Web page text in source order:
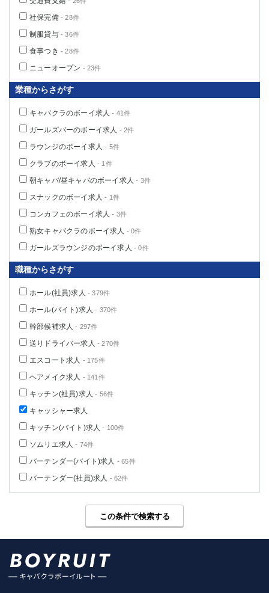
社保完備- 28件
制服貸与- 36件
食事つき - 28件
ニューオープン - 23件
業種からさがす
キャバクラのボーイ求人 - 41件
ガールズバーのボーイ求人 - 2件
ラウンジのボーイ求人 - 5件
クラブのボーイ求人 - 1件
朝キャバ/昼キャバのボーイ求人 - 3件
スナックのボーイ求人 - 1件
コンカフェのボーイ求人 - 3件
熟女キャバクラのボーイ求人 - 0件
ガールズラウンジのボーイ求人 - 0件
職種からさがす
ホール(社員)求人 - 379件
ホール(バイト)求人 - 370件
幹部候補求人 - 297件
送りドライバー求人 - 270件
エスコート求人 - 175件
ヘアメイク求人 - 141件
キッチン(社員)求人 - 56件
キャッシャー求人
キッチン(バイト)求人 - 100件
ソムリエ求人 - 74件
バーテンダー(バイト)求人 - 65件
バーテンダー(社員)求人 - 62件
この条件で検索する